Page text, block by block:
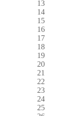
13
14
15
16
17
18
19
20
21
22
23
24
25